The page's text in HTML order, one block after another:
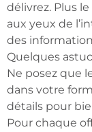
délivrez. Plus
aux yeux de
des
Quelques
Ne posez que
dans votre
détails pour
Pour chaque